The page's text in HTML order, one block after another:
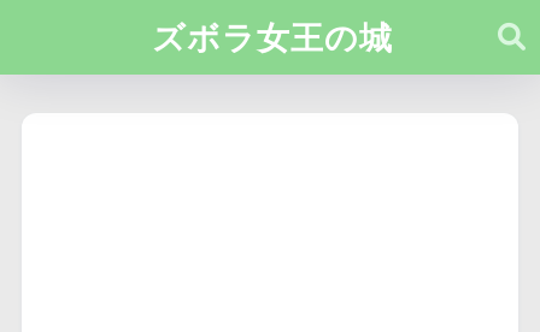
ズボラ女王の城